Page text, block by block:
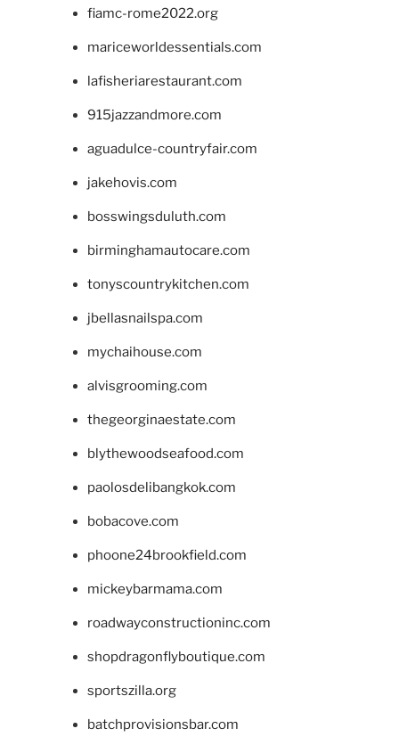
fiamc-rome2022.org
mariceworldessentials.com
lafisheriarestaurant.com
915jazzandmore.com
aguadulce-countryfair.com
jakehovis.com
bosswingsduluth.com
birminghamautocare.com
tonyscountrykitchen.com
jbellasnailspa.com
mychaihouse.com
alvisgrooming.com
thegeorginaestate.com
blythewoodseafood.com
paolosdelibangkok.com
bobacove.com
phoone24brookfield.com
mickeybarmama.com
roadwayconstructioninc.com
shopdragonflyboutique.com
sportszilla.org
batchprovisionsbar.com